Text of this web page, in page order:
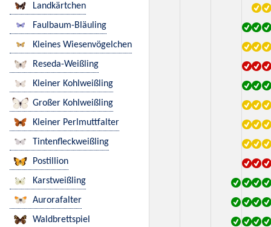
Landkärtchen
Faulbaum-Bläuling
Kleines Wiesenvögelchen
Reseda-Weißling
Kleiner Kohlweißling
Großer Kohlweißling
Kleiner Perlmuttfalter
Tintenfleckweißling
Postillion
Karstweißling
Aurorafalter
Waldbrettspiel